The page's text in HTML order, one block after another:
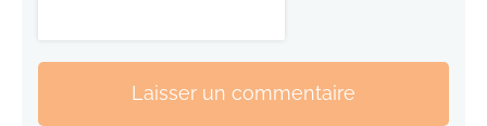
Laisser un commentaire